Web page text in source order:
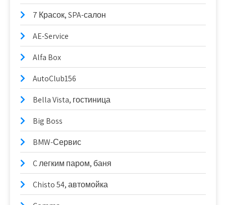
7 Красок, SPA-салон
AE-Service
Alfa Box
AutoClub156
Bella Vista, гостиница
Big Boss
BMW-Сервис
C легким паром, баня
Chisto 54, автомойка